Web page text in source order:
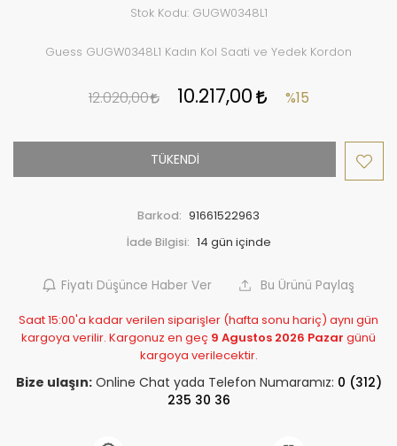
Stok Kodu:GUGW0348L1
Guess GUGW0348L1 Kadın Kol Saati ve Yedek Kordon
12.020,00 10.217,00 %15
TÜKENDİ
Barkod: 91661522963
İade Bilgisi:
Fiyatı Düşünce Haber Ver Bu Ürünü Paylaş
Saat 15:00'a kadar verilen siparişler (hafta sonu hariç) aynı gün
kargoya verilir. Kargonuz en geç 9 Agustos 2026 Pazar günü
kargoya verilecektir.
Bize ulaşın:Online Chat yada Telefon Numaramız: 0 (312)
235 30 36